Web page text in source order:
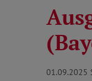
01.09.2025